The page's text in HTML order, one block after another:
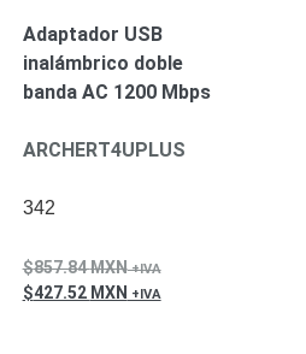
Adaptador USB
inalámbrico doble
banda AC 1200 Mbps
ARCHERT4UPLUS
342
857.84MXN
427.52 MXN